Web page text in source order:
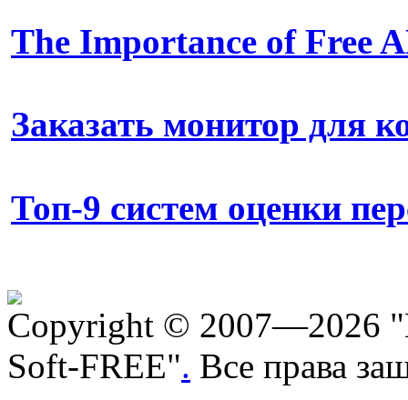
The Importance of Free
Заказать монитор для
Топ-9 систем оценки
Copyright © 2007—2026
Soft-FREE". Все права